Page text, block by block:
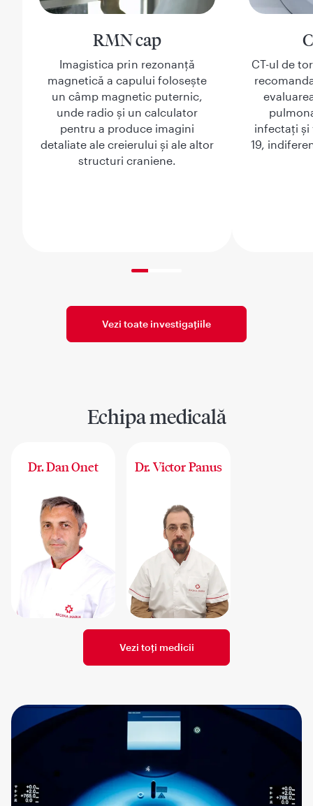
RMN cap
Imagistica prin rezonanță
magnetică a capului folosește
un câmp magnetic puternic,
unde radio și un calculator
pentru a produce imagini
detaliate ale creierului și ale altor
structuri craniene.
CT-ul de
infectați și
19,
Vezi toate investigațiile
Echipa medicală
Dr. Dan Onet Dr. Victor Panus
Vezi toți medicii